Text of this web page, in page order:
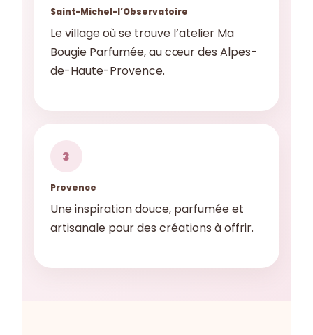
Saint-Michel-l’Observatoire
Le village où se trouve l’atelier Ma
Bougie Parfumée, au cœur des Alpes-
de-Haute-Provence.
3
Provence
Une inspiration douce, parfumée et
artisanale pour des créations à offrir.